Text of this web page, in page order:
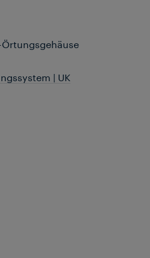
| UK